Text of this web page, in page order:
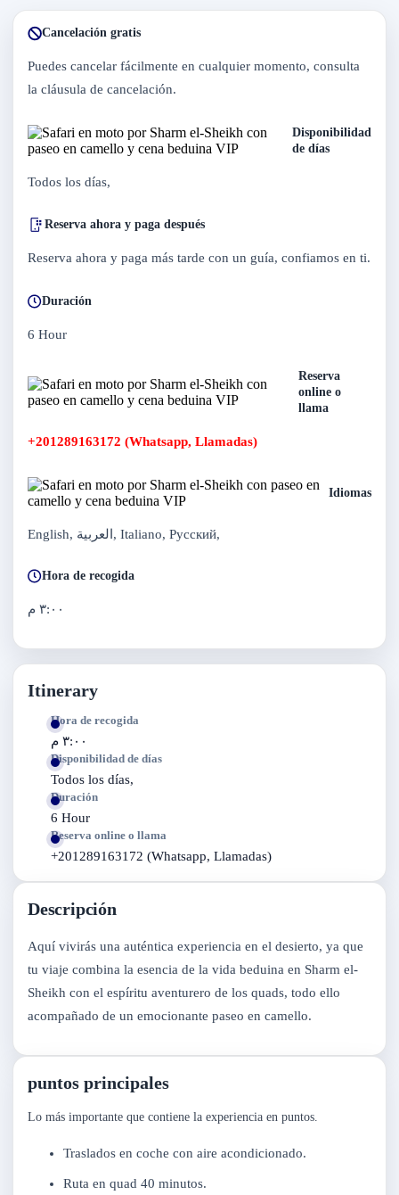
Cancelación gratis
Puedes cancelar fácilmente en cualquier momento, consulta
la cláusula de cancelación.
Disponibilidad
de días
Todos los días,
Reserva ahora y paga después
Reserva ahora y paga más tarde con un guía, confiamos en ti.
Duración
6 Hour
Reserva
online o
llama
+201289163172 (Whatsapp, Llamadas)
Idiomas
English, العربية, Italiano, Русский,
Hora de recogida
٣:٠٠ م
Itinerary
Hora de recogida
٣:٠٠ م
Disponibilidad de días
Todos los días,
Duración
6 Hour
Reserva online o llama
+201289163172 (Whatsapp, Llamadas)
Descripción
Aquí vivirás una auténtica experiencia en el desierto, ya que
tu viaje combina la esencia de la vida beduina en Sharm el-
Sheikh con el espíritu aventurero de los quads, todo ello
acompañado de un emocionante paseo en camello.
puntos principales
Lo más importante que contiene la experiencia en puntos.
Traslados en coche con aire acondicionado.
Ruta en quad 40 minutos.